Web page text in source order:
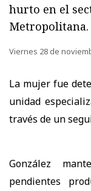
hurto en el
Metropolitana.
Viernes 28 de
La mujer fue
unidad
través de un
González
pendientes